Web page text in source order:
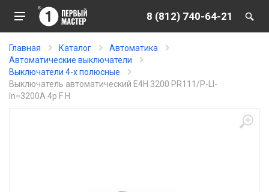
8 (812) 740-64-21
Главная Каталог
Автоматика
Автоматические выключатели
Выключатели 4-х полюсные
Выключатель автоматический E4H 3200 PR111/P-LI-
In=3200A 4p F H